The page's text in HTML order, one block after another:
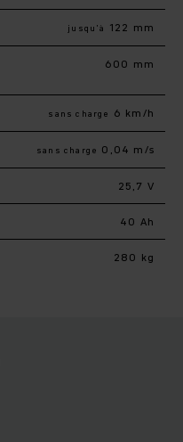
jusqu’à 122 mm
600 mm
sans charge 6 km/h
sans charge 0,04 m/s
25,7 V
40 Ah
280 kg